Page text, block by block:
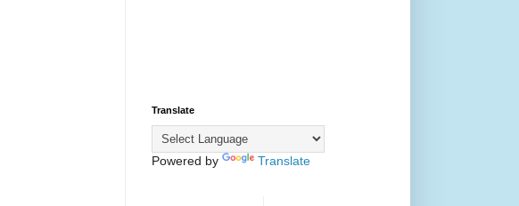
Translate
Powered by Translate